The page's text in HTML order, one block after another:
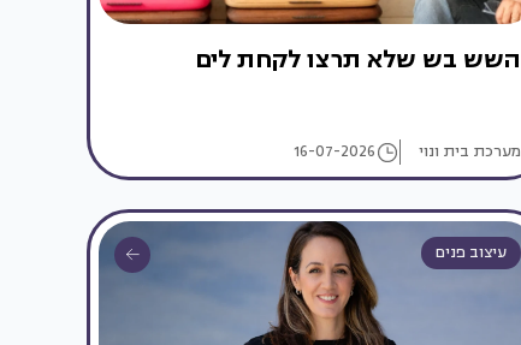
השש בש שלא תרצו לקחת לים
מערכת בית ונוי 16-07-2026
עיצוב פנים